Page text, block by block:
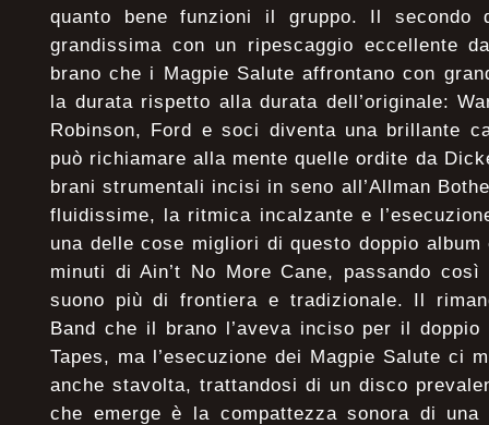
quanto bene funzioni il gruppo. Il
grandissima con un ripescaggio eccellente
brano che i Magpie Salute affrontano con
la durata rispetto alla durata dell’originale:
Robinson, Ford e soci diventa una brillante
può richiamare alla mente quelle ordite da
brani strumentali incisi in seno all’Allman
fluidissime, la ritmica incalzante e
una delle cose migliori di questo doppio
minuti di Ain’t No More Cane, passando
suono più di frontiera e tradizionale. Il
Band che il brano l’aveva inciso per il doppio
Tapes, ma l’esecuzione dei Magpie Salute ci
anche stavolta, trattandosi di un disco
che emerge è la compattezza sonora di